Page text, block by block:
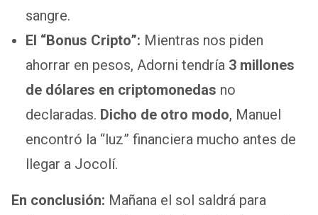
sangre.
El “Bonus Cripto”: Mientras nos piden
ahorrar en pesos, Adorni tendría 3 millones
de dólares en criptomonedas no
declaradas. Dicho de otro modo, Manuel
encontró la “luz” financiera mucho antes de
llegar a Jocolí.
En conclusión: Mañana el sol saldrá para